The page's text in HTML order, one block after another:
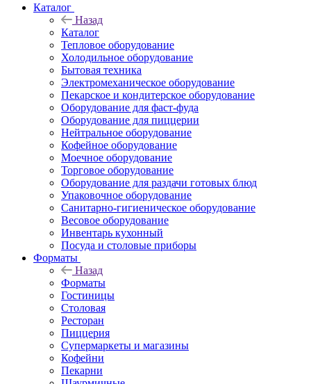
Каталог
Назад
Каталог
Тепловое оборудование
Холодильное оборудование
Бытовая техника
Электромеханическое оборудование
Пекарское и кондитерское оборудование
Оборудование для фаст-фуда
Оборудование для пиццерии
Нейтральное оборудование
Кофейное оборудование
Моечное оборудование
Торговое оборудование
Оборудование для раздачи готовых блюд
Упаковочное оборудование
Санитарно-гигиеническое оборудование
Весовое оборудование
Инвентарь кухонный
Посуда и столовые приборы
Форматы
Назад
Форматы
Гостиницы
Столовая
Ресторан
Пиццерия
Супермаркеты и магазины
Кофейни
Пекарни